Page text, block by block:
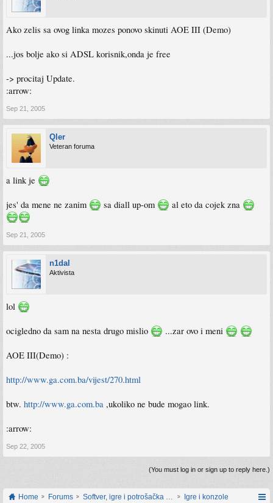
Ako zelis sa ovog linka mozes ponovo skinuti AOE III (Demo)
...jos bolje ako si ADSL korisnik,onda je free
-> procitaj Update.
:arrow:
Sep 21, 2005
Qler
Veteran foruma
a link je
jes' da mene ne zanim sa diall up-om al eto da cojek zna
Sep 21, 2005
n1dal
Aktivista
lol
ocigledno da sam na nesta drugo mislio ...zar ovo i meni
AOE III(Demo) :
http://www.ga.com.ba/vijest/270.html
btw. http://www.ga.com.ba ,ukoliko ne bude mogao link.
:arrow:
Sep 22, 2005
(You must log in or sign up to reply here.)
Home Forums Softver, igre i potrošačka elektronikaIgre i konzole